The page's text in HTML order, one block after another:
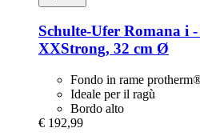
Schulte-Ufer Romana i
XXStrong, 32 cm Ø
Fondo in rame
Ideale per il ragù
Bordo alto
€ 192,99